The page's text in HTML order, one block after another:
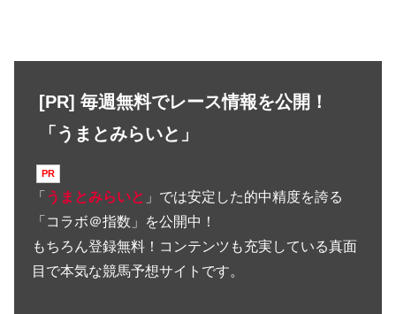
[PR] 毎週無料でレース情報を公開！
「うまとみらいと」
「 うまとみらいと 」では安定した的中精度を誇る
「コラボ＠指数」を公開中！
もちろん登録無料！コンテンツも充実している真面
目で本気な競馬予想サイトです。